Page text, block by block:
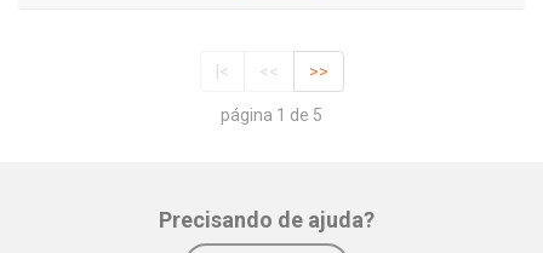
|< << >>
página 1 de 5
Precisando de ajuda?